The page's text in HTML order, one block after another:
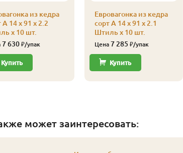
из кедра
А 14 x 91 x 2.2
x 10 шт.
7 630₽/упак
Купить
Евровагонка из кедра
сорт А 14 x 91 x 2.1
Штиль x 10 шт.
Цена 7 285 ₽/упак
Купить
может заинтересовать: